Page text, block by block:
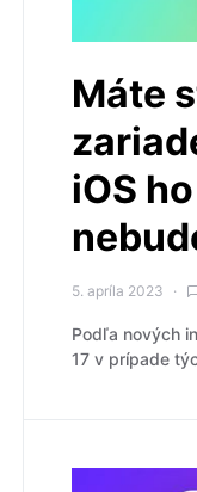
Máte
iOS
5. apríla 2023
Podľa nových
17 v prípade